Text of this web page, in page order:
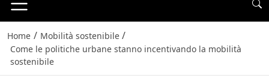
Home / Mobilità sostenibile /
Come le politiche urbane stanno incentivando la mobilità
sostenibile